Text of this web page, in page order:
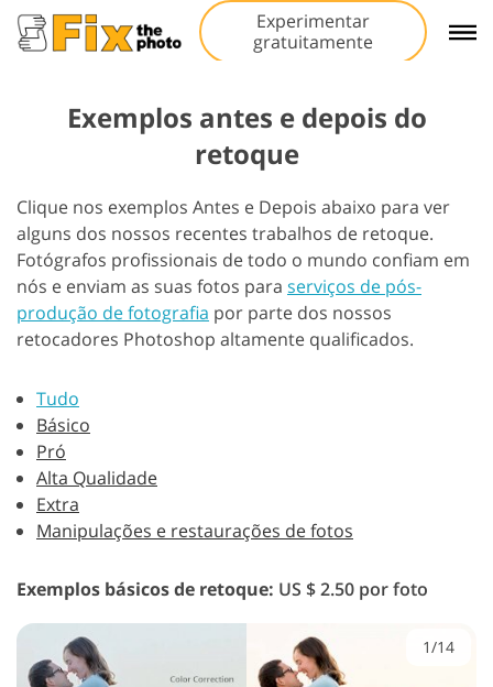
Experimentar
gratuitamente
Exemplos antes e depois do
retoque
Clique nos exemplos Antes e Depois abaixo para ver
alguns dos nossos recentes trabalhos de retoque.
Fotógrafos profissionais de todo o mundo confiam em
nós e enviam as suas fotos para serviços de pós-
produção de fotografia por parte dos nossos
retocadores Photoshop altamente qualificados.
Tudo
Básico
Pró
Alta Qualidade
Extra
Manipulações e restaurações de fotos
Exemplos básicos de retoque: US $ 2.50 por foto
1/14